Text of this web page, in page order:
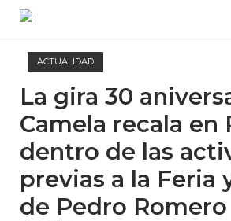
Skip
content
ACTUALIDAD
La gira 30
Camela recala en
dentro de las
previas a la Feria
de Pedro Romero